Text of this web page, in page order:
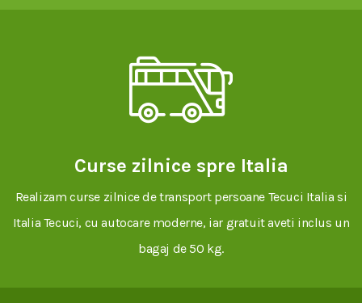
Curse zilnice spre Italia
Realizam curse zilnice de transport persoane Tecuci Italia si
Italia Tecuci, cu autocare moderne, iar gratuit aveti inclus un
bagaj de 50 kg.